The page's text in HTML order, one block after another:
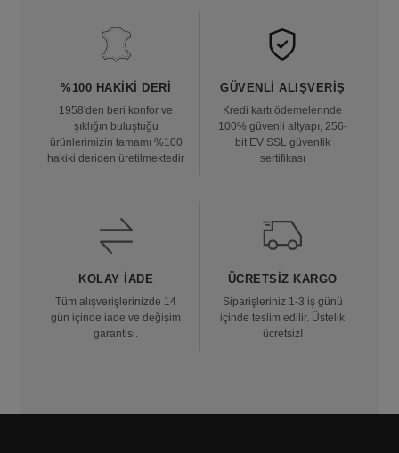
%100 HAKIKI DERI
1958'den beri konfor ve
şıklığın buluştuğu
ürünlerimizin tamamı %100
hakiki deriden üretilmektedir
GÜVENLI ALIŞVERIŞ
Kredi kartı ödemelerinde
100% güvenli altyapı, 256-
bit EV SSL güvenlik
sertifikası
KOLAY İADE
Tüm alışverişlerinizde 14
gün içinde iade ve değişim
garantisi.
ÜCRETSIZ KARGO
Siparişleriniz 1-3 iş günü
içinde teslim edilir. Üstelik
ücretsiz!